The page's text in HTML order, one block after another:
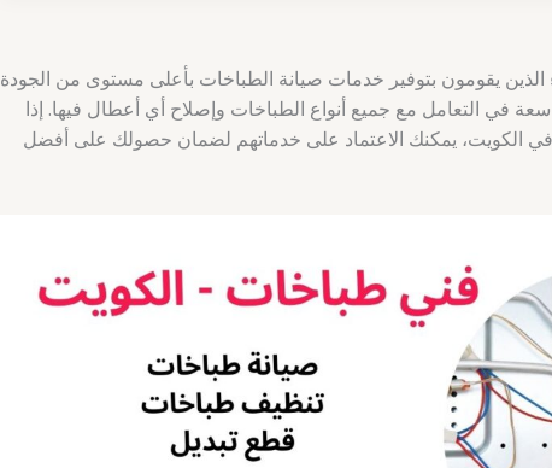
يقومون بتوفير خدمات صيانة الطباخات بأعلى مستوى من الجودة
في التعامل مع جميع أنواع الطباخات وإصلاح أي أعطال فيها. إذا
يمكنك الاعتماد على خدماتهم لضمان حصولك على أفضل